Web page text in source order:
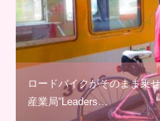
ロードバイクがそのまま乗
産業局“Leaders…